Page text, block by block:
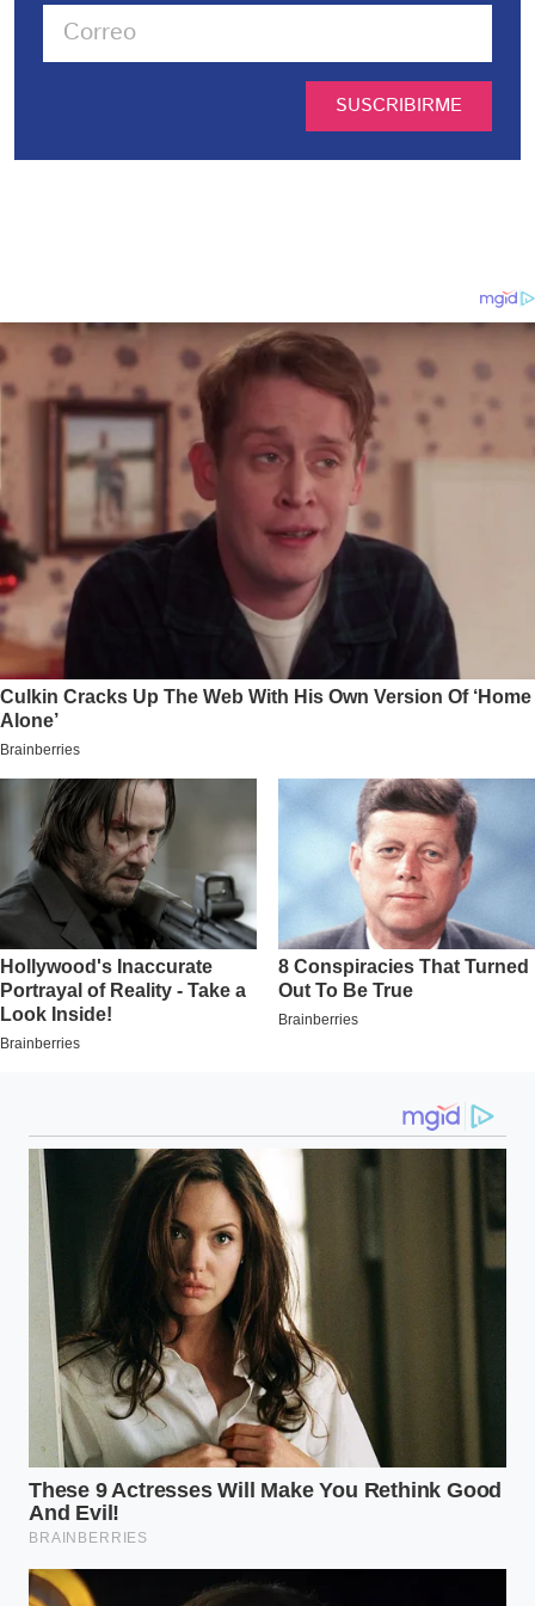
SUSCRIBIRME